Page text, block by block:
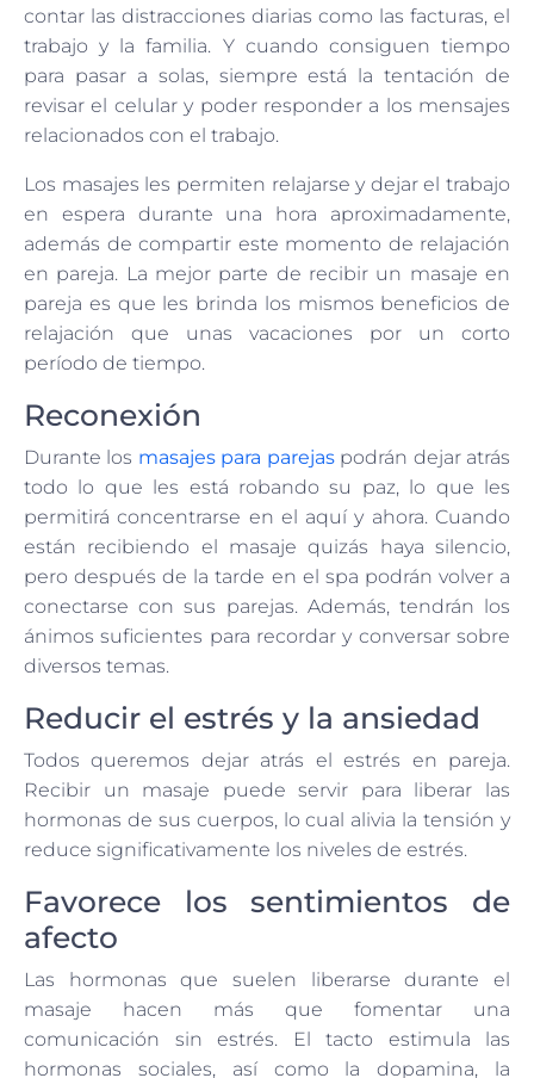
contar las distracciones diarias como las facturas, el
trabajo y la familia. Y cuando consiguen tiempo
para pasar a solas, siempre está la tentación de
revisar el celular y poder responder a los mensajes
relacionados con el trabajo.
Los masajes les permiten relajarse y dejar el trabajo
en espera durante una hora aproximadamente,
además de compartir este momento de relajación
en pareja. La mejor parte de recibir un masaje en
pareja es que les brinda los mismos beneficios de
relajación que unas vacaciones por un corto
período de tiempo.
Reconexión
Durante los masajes para parejaspodrán dejar atrás
todo lo que les está robando su paz, lo que les
permitirá concentrarse en el aquí y ahora. Cuando
están recibiendo el masaje quizás haya silencio,
pero después de la tarde en el spa podrán volver a
conectarse con sus parejas. Además, tendrán los
ánimos suficientes para recordar y conversar sobre
diversos temas.
Reducir el estrés y la ansiedad
Todos queremos dejar atrás el estrés en pareja.
Recibir un masaje puede servir para liberar las
hormonas de sus cuerpos, lo cual alivia la tensión y
reduce significativamente los niveles de estrés.
Favorece los sentimientos de
afecto
Las hormonas que suelen liberarse durante el
masaje hacen más que fomentar una
comunicación sin estrés. El tacto estimula las
hormonas sociales, así como la dopamina, la